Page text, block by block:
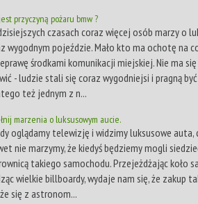
przyczyną pożaru bmw ?
czasach coraz więcej osób marzy o
wygodnym pojeździe. Mało kto ma ochotę na
środkami komunikacji miejskiej. Nie ma
- ludzie stali się coraz wygodniejsi i pragną
też jednym z n...
marzenia o luksusowym aucie.
oglądamy telewizję i widzimy luksusowe auta,
nie marzymy, że kiedyś będziemy mogli
takiego samochodu. Przejeżdżając koło
wielkie billboardy, wydaje nam się, że zakup
się z astronom...